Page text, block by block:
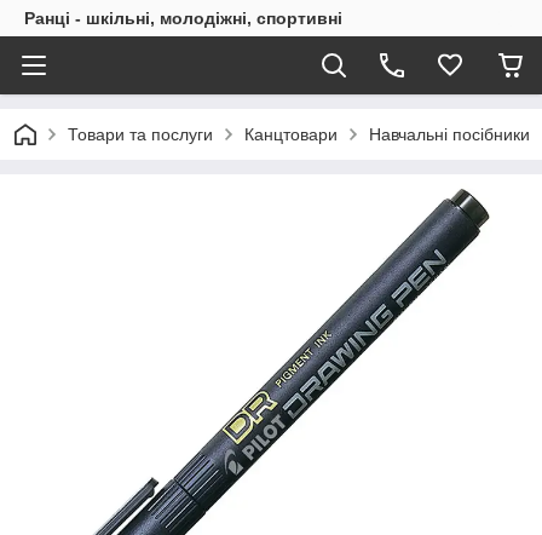
Ранці - шкільні, молодіжні, спортивні
Товари та послуги Канцтовари Навчальні посібники